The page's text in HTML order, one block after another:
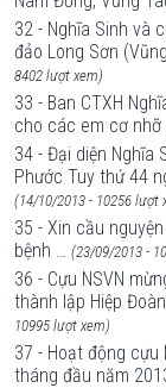
32 - Nghĩa Sinh và
đảo Long Sơn
8402 lượt xem)
33 - Ban CTXH
cho các em cơ
34 - Đại diện Nghĩa
Phước Tuy thứ 44
(14/10/2013 - 10256 lượt
35 - Xin cầu
bệnh … (23/09/2013 -
36 - Cựu NSVN
thành lập Hiệp
10995 lượt xem)
37 - Hoạt động
tháng đầu năm